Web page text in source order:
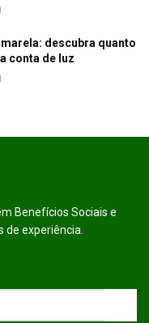
descubra quanto
conta de luz
Benefícios Sociais e
de experiência.